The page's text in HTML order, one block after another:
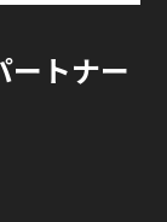
ートナー